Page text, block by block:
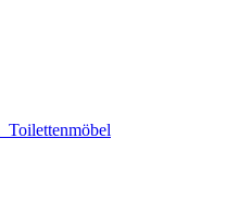
Toilettenmöbel